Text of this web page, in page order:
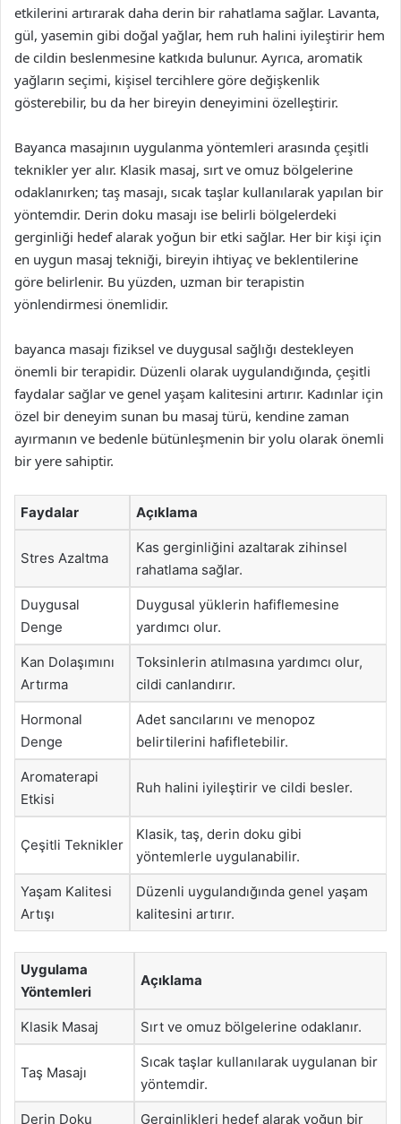
etkilerini artırarak daha derin bir rahatlama sağlar. Lavanta,
gül, yasemin gibi doğal yağlar, hem ruh halini iyileştirir hem
de cildin beslenmesine katkıda bulunur. Ayrıca, aromatik
yağların seçimi, kişisel tercihlere göre değişkenlik
gösterebilir, bu da her bireyin deneyimini özelleştirir.
Bayanca masajının uygulanma yöntemleri arasında çeşitli
teknikler yer alır. Klasik masaj, sırt ve omuz bölgelerine
odaklanırken; taş masajı, sıcak taşlar kullanılarak yapılan bir
yöntemdir. Derin doku masajı ise belirli bölgelerdeki
gerginliği hedef alarak yoğun bir etki sağlar. Her bir kişi için
en uygun masaj tekniği, bireyin ihtiyaç ve beklentilerine
göre belirlenir. Bu yüzden, uzman bir terapistin
yönlendirmesi önemlidir.
bayanca masajı fiziksel ve duygusal sağlığı destekleyen
önemli bir terapidir. Düzenli olarak uygulandığında, çeşitli
faydalar sağlar ve genel yaşam kalitesini artırır. Kadınlar için
özel bir deneyim sunan bu masaj türü, kendine zaman
ayırmanın ve bedenle bütünleşmenin bir yolu olarak önemli
bir yere sahiptir.
Faydalar Açıklama
Stres Azaltma
Kas gerginliğini azaltarak zihinsel
rahatlama sağlar.
Duygusal
Denge
Duygusal yüklerin hafiflemesine
yardımcı olur.
Kan Dolaşımını
Artırma
Toksinlerin atılmasına yardımcı olur,
cildi canlandırır.
Hormonal
Denge
Adet sancılarını ve menopoz
belirtilerini hafifletebilir.
Aromaterapi
Etkisi
Ruh halini iyileştirir ve cildi besler.
Çeşitli Teknikler
Klasik, taş, derin doku gibi
yöntemlerle uygulanabilir.
Yaşam Kalitesi
Artışı
Düzenli uygulandığında genel yaşam
kalitesini artırır.
Uygulama
Yöntemleri
Açıklama
Klasik Masaj Sırt ve omuz bölgelerine odaklanır.
Taş Masajı
Sıcak taşlar kullanılarak uygulanan bir
yöntemdir.
Derin Doku
Gerginlikleri hedef alarak yoğun bir